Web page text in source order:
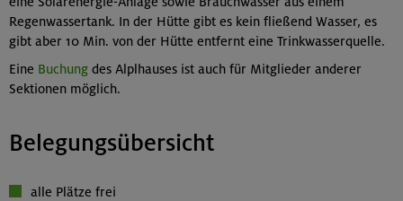
Regenwassertank. In der Hütte gibt es kein fließend Wasser, es
gibt aber 10 Min. von der Hütte entfernt eine Trinkwasserquelle.
Eine Buchung des Alplhauses ist auch für Mitglieder anderer
Sektionen möglich.
Belegungsübersicht
alle Plätze frei